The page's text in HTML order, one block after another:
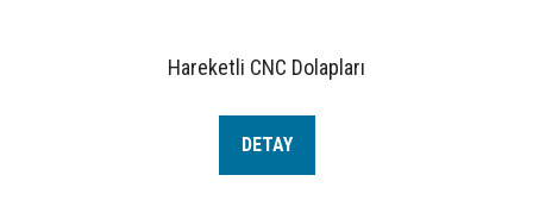
Hareketli CNC Dolapları
DETAY